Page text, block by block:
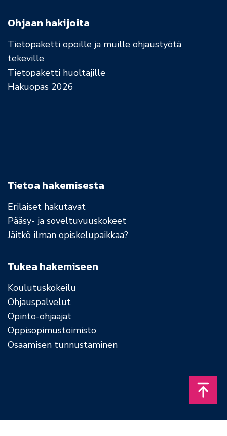
Ohjaan hakijoita
Tietopaketti opoille ja muille ohjaustyötä
tekeville
Tietopaketti huoltajille
Hakuopas 2026
Tietoa hakemisesta
Erilaiset hakutavat
Pääsy- ja soveltuvuuskokeet
Jäitkö ilman opiskelupaikkaa?
Tukea hakemiseen
Koulutuskokeilu
Ohjauspalvelut
Opinto-ohjaajat
Oppisopimustoimisto
Osaamisen tunnustaminen